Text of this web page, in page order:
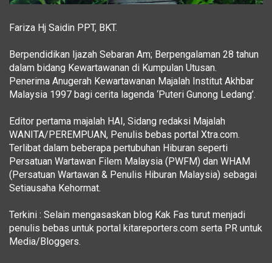
Fariza Hj Saidin PPT, BKT.
Berpendidikan Ijazah Sebaran Am; Berpengalaman 28 tahun
dalam bidang Kewartawanan di Kumpulan Utusan.
Penerima Anugerah Kewartawanan Majalah Institut Akhbar
Malaysia 1997 bagi cerita lagenda ‘Puteri Gunong Ledang’.
Editor pertama majalah HAI, Sidang redaksi Majalah
WANITA/PEREMPUAN, Penulis bebas portal Xtra.com.
Terlibat dalam beberapa pertubuhan Hiburan seperti
Persatuan Wartawan Filem Malaysia (PWFM) dan WHAM
(Persatuan Wartawan & Penulis Hiburan Malaysia) sebagai
Setiausaha Kehormat.
Terkini : Selain mengasaskan blog Kak Fas turut menjadi
penulis bebas untuk portal kitareporters.com serta PR untuk
Media/Bloggers.